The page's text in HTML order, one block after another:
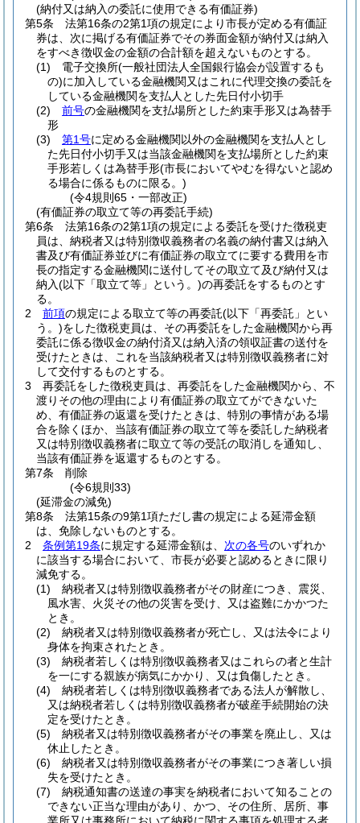
(納付又は納入の委託に使用できる有価証券)
第5条
法第16条の2第1項の規定により市長が定める有価証
券は、次に掲げる有価証券でその券面金額が納付又は納入
をすべき徴収金の金額の合計額を超えないものとする。
(1)
電子交換所(一般社団法人全国銀行協会が設置するも
の)に加入している金融機関又はこれに代理交換の委託を
している金融機関を支払人とした先日付小切手
(2)
前号の金融機関を支払場所とした約束手形又は為替手
形
(3)
第1号に定める金融機関以外の金融機関を支払人とし
た先日付小切手又は当該金融機関を支払場所とした約束
手形若しくは為替手形(市長においてやむを得ないと認め
る場合に係るものに限る。)
(令4規則65・一部改正)
(有価証券の取立て等の再委託手続)
第6条
法第16条の2第1項の規定による委託を受けた徴税吏
員は、納税者又は特別徴収義務者の名義の納付書又は納入
書及び有価証券並びに有価証券の取立てに要する費用を市
長の指定する金融機関に送付してその取立て及び納付又は
納入(以下「取立て等」という。)の再委託をするものとす
る。
2
前項の規定による取立て等の再委託(以下「再委託」とい
う。)をした徴税吏員は、その再委託をした金融機関から再
委託に係る徴収金の納付済又は納入済の領収証書の送付を
受けたときは、これを当該納税者又は特別徴収義務者に対
して交付するものとする。
3
再委託をした徴税吏員は、再委託をした金融機関から、不
渡りその他の理由により有価証券の取立てができないた
め、有価証券の返還を受けたときは、特別の事情がある場
合を除くほか、当該有価証券の取立て等を委託した納税者
又は特別徴収義務者に取立て等の受託の取消しを通知し、
当該有価証券を返還するものとする。
第7条
削除
(令6規則33)
(延滞金の減免)
第8条
法第15条の9第1項ただし書の規定による延滞金額
は、免除しないものとする。
2
条例第19条に規定する延滞金額は、 次の各号のいずれか
に該当する場合において、市長が必要と認めるときに限り
減免する。
(1)
納税者又は特別徴収義務者がその財産につき、震災、
風水害、火災その他の災害を受け、又は盗難にかかつた
とき。
(2)
納税者又は特別徴収義務者が死亡し、又は法令により
身体を拘束されたとき。
(3)
納税者若しくは特別徴収義務者又はこれらの者と生計
を一にする親族が病気にかかり、又は負傷したとき。
(4)
納税者若しくは特別徴収義務者である法人が解散し、
又は納税者若しくは特別徴収義務者が破産手続開始の決
定を受けたとき。
(5)
納税者又は特別徴収義務者がその事業を廃止し、又は
休止したとき。
(6)
納税者又は特別徴収義務者がその事業につき著しい損
失を受けたとき。
(7)
納税通知書の送達の事実を納税者において知ることの
できない正当な理由があり、かつ、その住所、居所、事